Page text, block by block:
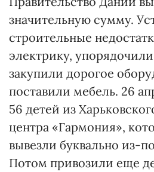
значительную сумму.
строительные
электрику,
закупили дорогое
поставили мебель. 26
56 детей из
центра «Гармония»,
вывезли буквально из-
Потом привозили еще